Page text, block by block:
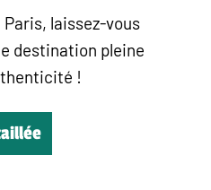
Paris, laissez-vous
destination pleine
!